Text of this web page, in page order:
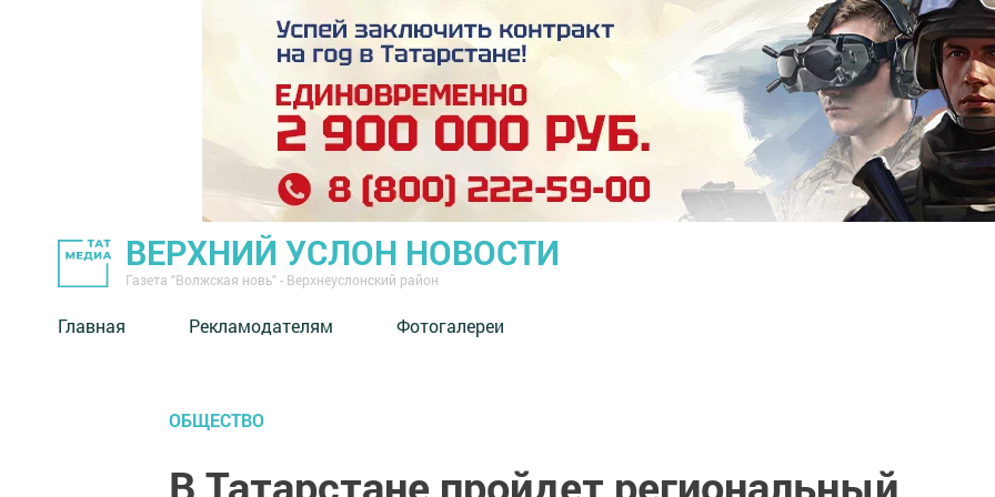
ВЕРХНИЙ УСЛОН НОВОСТИ
Газета "Волжская новь" - Верхнеуслонский район
Главная Рекламодателям Фотогалереи
ОБЩЕСТВО
В Татарстане пройдет региональный